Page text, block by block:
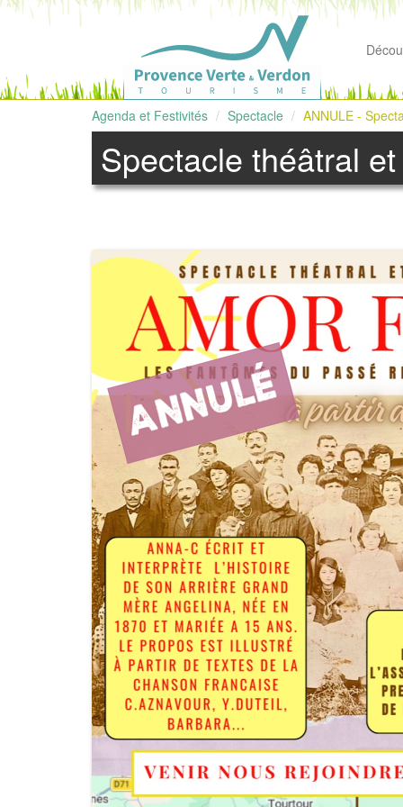
Agenda et Festivités Spectacle ANNULE -
Spectacle théâtral